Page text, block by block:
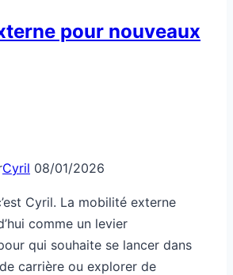
pour nouveaux
Cyril 08/01/2026
Cyril. La mobilité externe
comme un levier
qui souhaite se lancer dans
carrière ou explorer de